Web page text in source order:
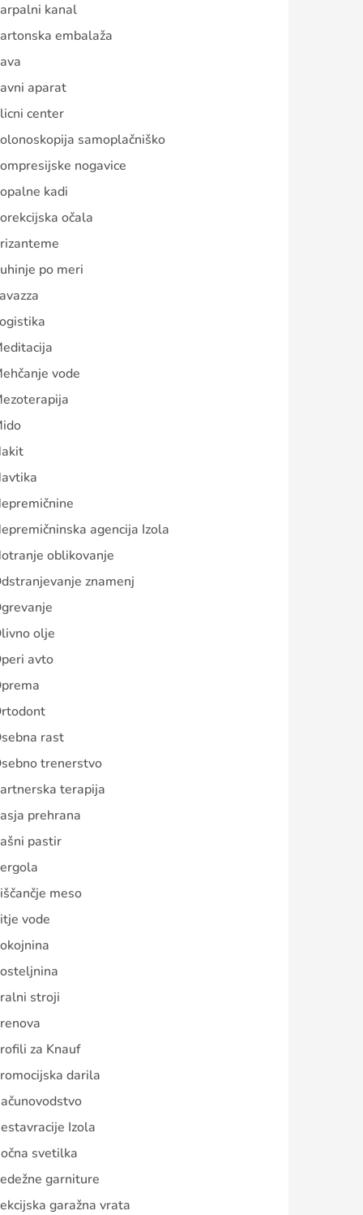
kanal
embalaža
aparat
center
samoplačniško
nogavice
kadi
očala
po meri
vode
agencija Izola
oblikovanje
znamenj
olje
avto
rast
trenerstvo
terapija
prehrana
pastir
meso
vode
stroji
za Knauf
darila
Izola
svetilka
garniture
garažna vrata